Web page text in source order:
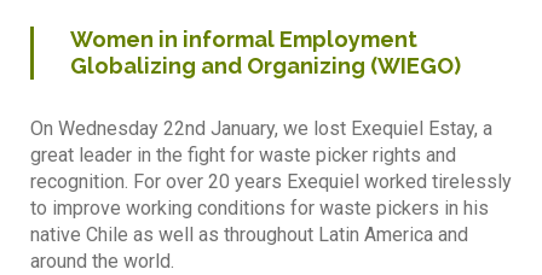
Women in informal Employment
Globalizing and Organizing (WIEGO)
On Wednesday 22nd January, we lost Exequiel Estay, a
great leader in the fight for waste picker rights and
recognition. For over 20 years Exequiel worked tirelessly
to improve working conditions for waste pickers in his
native Chile as well as throughout Latin America and
around the world.